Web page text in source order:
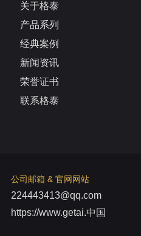
关于格泰
产品系列
经典案例
新闻资讯
荣誉证书
联系格泰
公司邮箱 & 官网网站
224443413@qq.com
https://www.getai.中国